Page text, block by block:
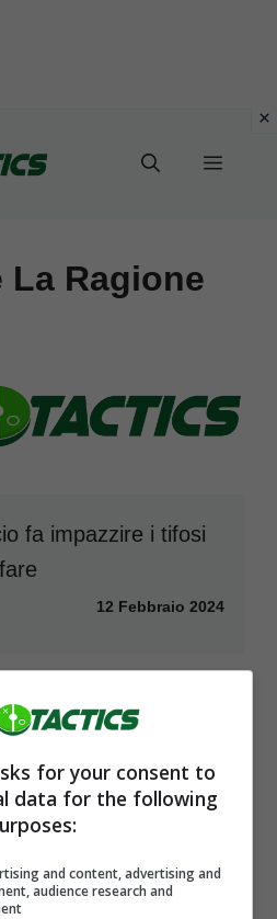
Menu
La Ragione
fa impazzire i tifosi
12 Febbraio 2024
for your consent to
data for the following
and content, advertising and
audience research and